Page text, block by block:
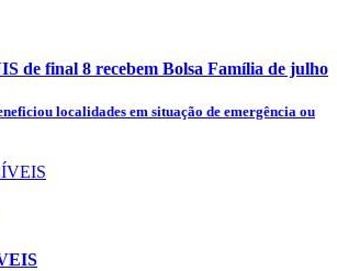
de final 8 recebem Bolsa Família de julho
localidades em situação de emergência ou